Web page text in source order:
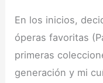
En los inicios,
óperas favoritas
primeras
generación y mi